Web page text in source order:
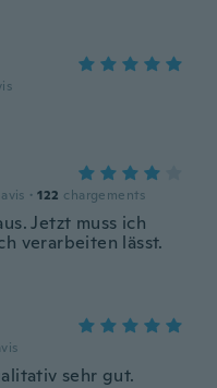
avis · 122 chargements
Jetzt muss ich
verarbeiten lässt.
sehr gut.